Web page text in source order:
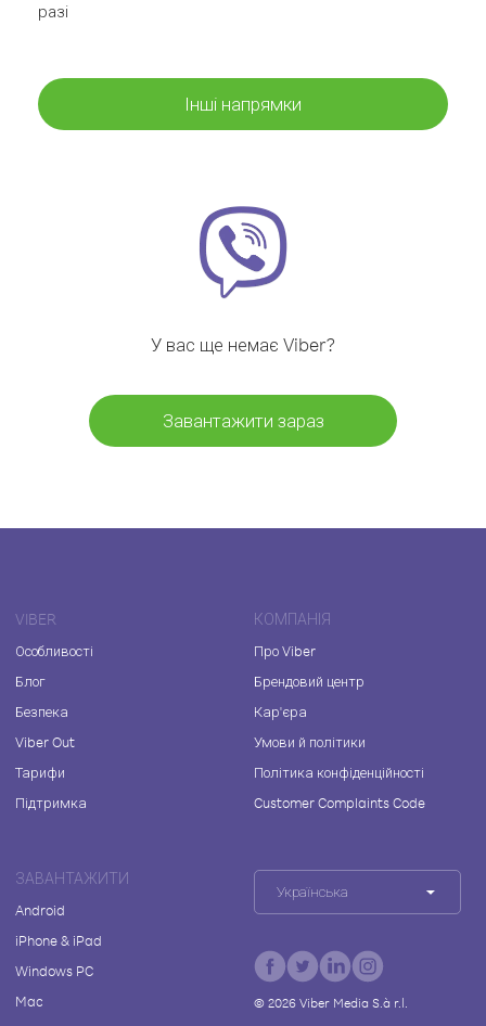
разі
Інші напрямки
У вас ще немає Viber?
Завантажити зараз
VIBER
Особливості
Блог
Безпека
Viber Out
Тарифи
Підтримка
КОМПАНІЯ
Про Viber
Брендовий центр
Кар'єра
Умови й політики
Політика конфіденційності
Customer Complaints Code
ЗАВАНТАЖИТИ
Android
iPhone & iPad
Windows PC
Mac
Українська
© 2026Viber Media S.à r.l.